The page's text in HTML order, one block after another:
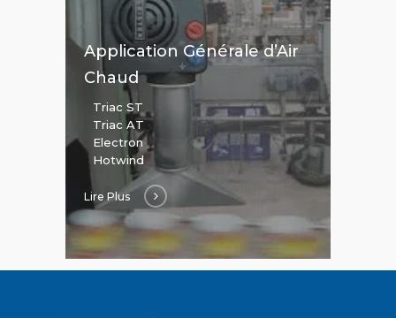
Application Générale d’Air
Chaud
Triac ST
Triac AT
Electron
Hotwind
Lire Plus